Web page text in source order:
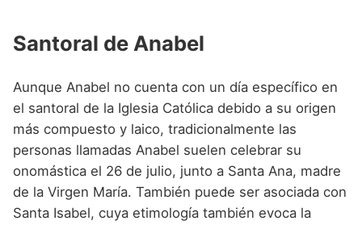
Santoral de Anabel
Aunque Anabel no cuenta con un día específico en
el santoral de la Iglesia Católica debido a su origen
más compuesto y laico, tradicionalmente las
personas llamadas Anabel suelen celebrar su
onomástica el 26 de julio, junto a Santa Ana, madre
de la Virgen María. También puede ser asociada con
Santa Isabel, cuya etimología también evoca la